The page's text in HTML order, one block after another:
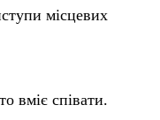
місцевих
вміє співати.